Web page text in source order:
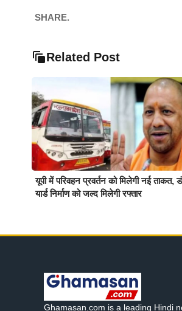
SHARE.
Related Post
यूपी में परिवहन प्रवर्तन को मिलेगी नई ताकत,
यार्ड निर्माण को जल्द मिलेगी रफ्तार
Ghamasan.com is a leading Hindi